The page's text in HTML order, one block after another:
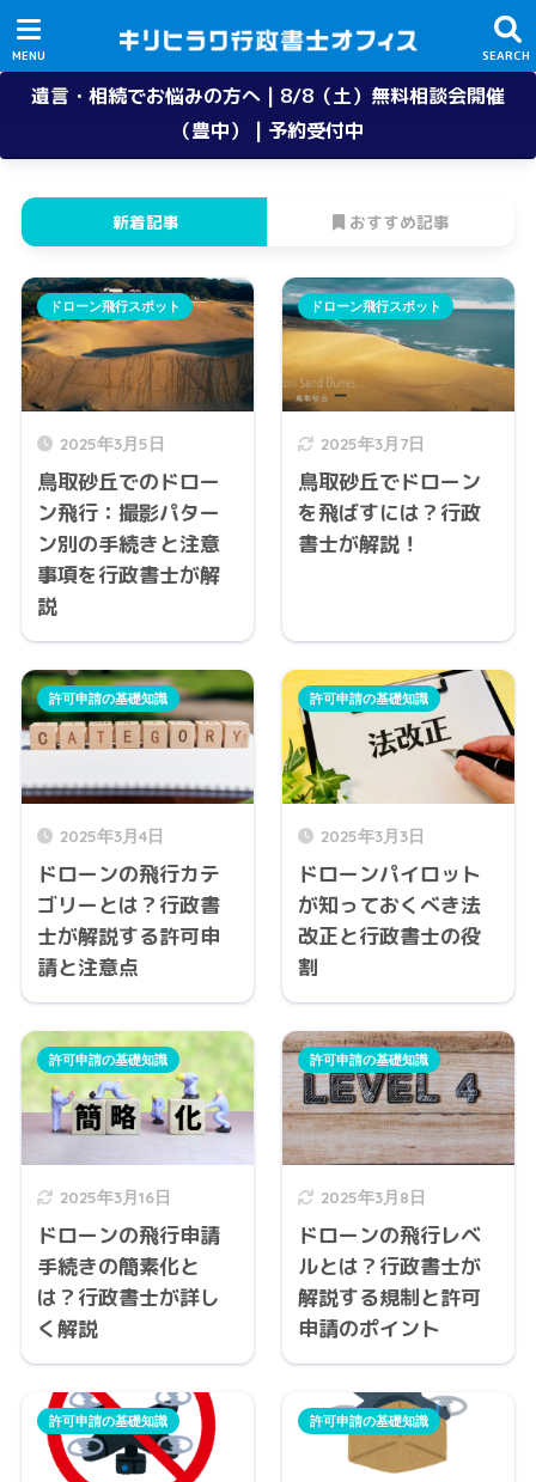
遺言・相続でお悩みの方へ | 8/8（土）無料相談会開催
（豊中） | 予約受付中
新着記事 おすすめ記事
2025年3月5日
鳥取砂丘でのドロー
ン飛行：撮影パター
ン別の手続きと注意
事項を行政書士が解
説
ドローン飛行スポット
2025年3月7日
鳥取砂丘でドローン
を飛ばすには？行政
書士が解説！
ドローン飛行スポット
2025年3月4日
ドローンの飛行カテ
ゴリーとは？行政書
士が解説する許可申
請と注意点
許可申請の基礎知識
2025年3月3日
ドローンパイロット
が知っておくべき法
改正と行政書士の役
割
許可申請の基礎知識
2025年3月16日
ドローンの飛行申請
手続きの簡素化と
は？行政書士が詳し
く解説
許可申請の基礎知識
2025年3月8日
ドローンの飛行レベ
ルとは？行政書士が
解説する規制と許可
申請のポイント
許可申請の基礎知識
許可申請の基礎知識 許可申請の基礎知識